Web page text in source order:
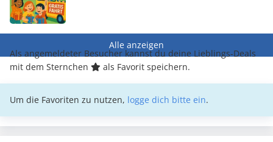
Alle anzeigen
Als angemeldeter Besucher kannst du deine Lieblings-Deals
mit dem Sternchen
als Favorit speichern.
Um die Favoriten zu nutzen, logge dich bitte ein.